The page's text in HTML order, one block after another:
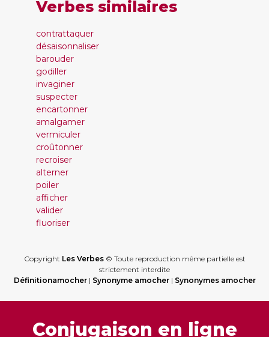
Verbes similaires
contrattaquer
désaisonnaliser
barouder
godiller
invaginer
suspecter
encartonner
amalgamer
vermiculer
croûtonner
recroiser
alterner
poiler
afficher
valider
fluoriser
Copyright Les Verbes© Toute reproduction même partielle est
strictement interdite
Définitionamocher| Synonyme amocher| Synonymes amocher
Conjugaison en ligne